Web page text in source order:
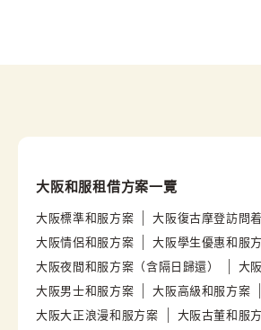
大阪和服租借方案一覽
大阪標準和服方案
大阪復古摩登訪問
大阪情侶和服方案
大阪學生優惠和服
大阪夜間和服方案（含隔日歸還）
大
大阪男士和服方案
大阪高級和服方案
大阪大正浪漫和服方案
大阪古董和服